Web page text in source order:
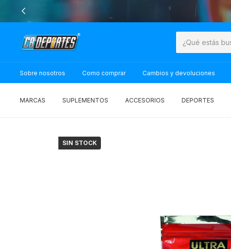
Sobre nosotros Como comprar Cambios y devoluciones
MARCAS SUPLEMENTOS ACCESORIOS DEPORTES
SIN STOCK